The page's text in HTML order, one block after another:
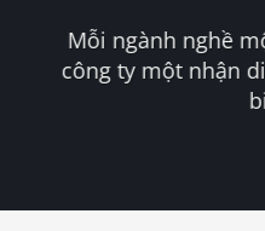
Mỗi ngành nghề
công ty một nhận